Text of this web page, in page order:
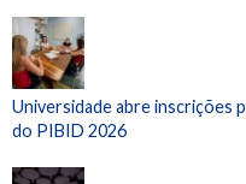
Universidade abre inscrições
do PIBID 2026